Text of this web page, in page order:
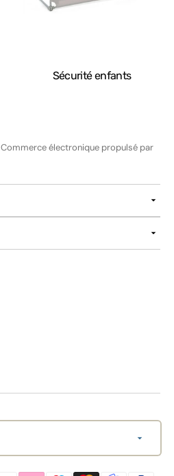
Sécurité enfants
Commerce électronique propulsé par